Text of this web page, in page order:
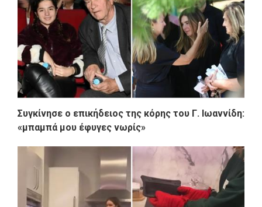
Συγκίνησε ο επικήδειος της κόρης του Γ. Ιωαννίδη:
«μπαμπά μου έφυγες νωρίς»